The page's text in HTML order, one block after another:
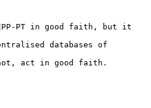
PT in good faith, but it
databases of
act in good faith.